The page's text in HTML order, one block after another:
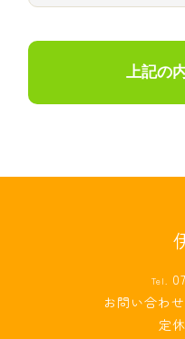
Tel.
お問い合わ
定